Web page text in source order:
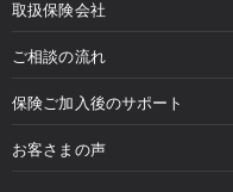
取扱保険会社
ご相談の流れ
保険ご加入後のサポート
お客さまの声